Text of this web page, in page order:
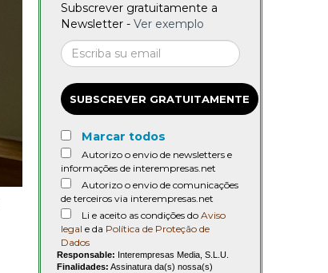
Subscrever gratuitamente a
Newsletter - Ver exemplo
SUBSCREVER GRATUITAMENTE
Marcar todos
Autorizo o envio de newsletters e
informações de interempresas.net
Autorizo o envio de comunicações
de terceiros via interempresas.net
Li e aceito as condições do Aviso
legal e da Política de Proteção de
Dados
Responsable: Interempresas Media, S.L.U.
Finalidades: Assinatura da(s) nossa(s)